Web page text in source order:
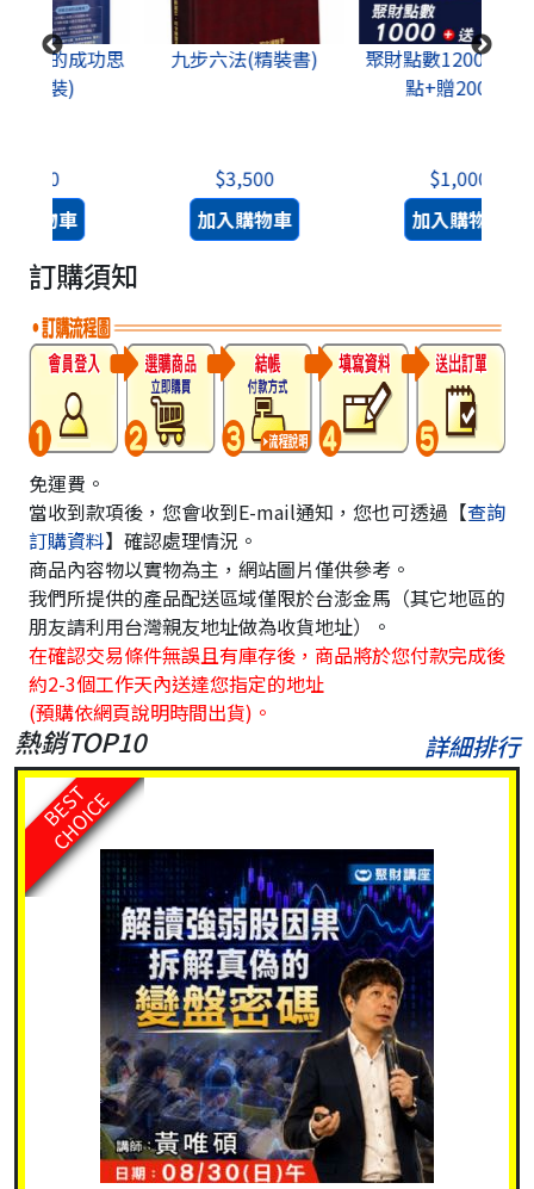
熱銷TOP10 詳細排行
BEST
CHOICE
九步六法(精裝書)
加入購物車
聚財點數1200點(1000
點+贈200點)
加入購物車
訂購須知
免運費。
當收到款項後，您會收到E-mail通知，您也可透過【查詢
訂購資料】確認處理情況。
商品內容物以實物為主，網站圖片僅供參考。
我們所提供的產品配送區域僅限於台澎金馬（其它地區的
朋友請利用台灣親友地址做為收貨地址）。
在確認交易條件無誤且有庫存後，商品將於您付款完成後
約2-3個工作天內送達您指定的地址
(預購依網頁說明時間出貨)。